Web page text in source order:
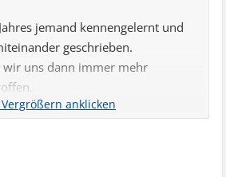
jemand kennengelernt und
geschrieben.
wir uns dann immer mehr
lieb oder vermisse dich.